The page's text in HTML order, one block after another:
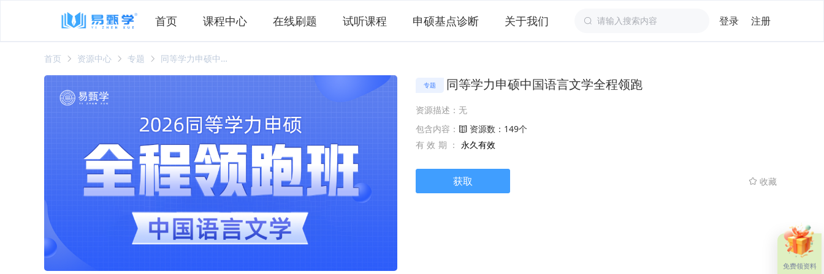
首页 课程中心 在线刷题 试听课程 申硕基点诊断 关于我们 登录 注册
首页 资源中心 专题 同等学力申硕中国语言文学全程领跑
专题 同等学力申硕中国语言文学全程领跑
资源描述：无
包含内容：
资源数：149个
有效期： 永久有效
获取 收藏
免费领资料